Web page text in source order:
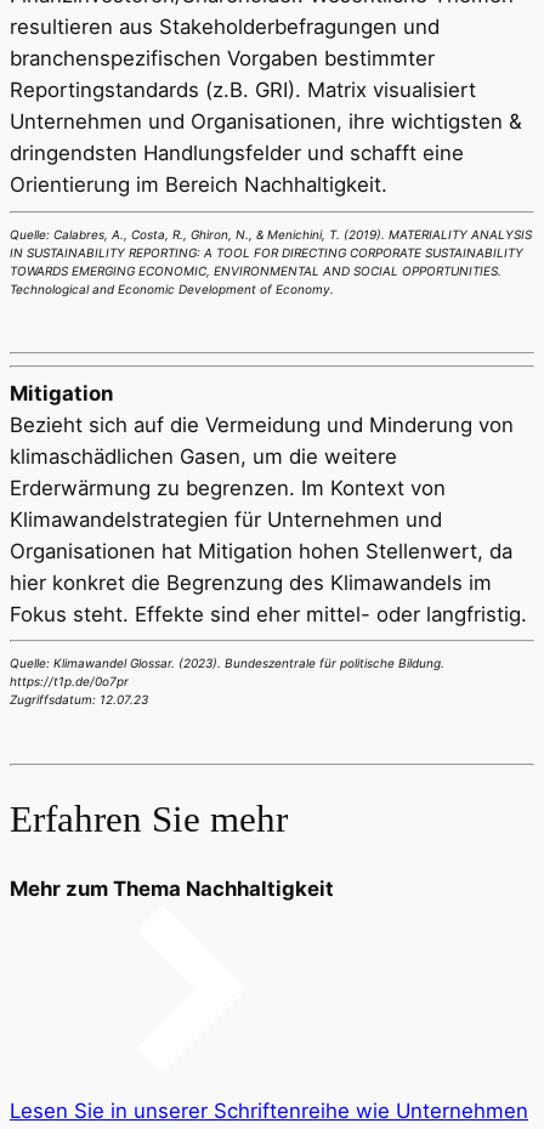
resultieren aus Stakeholderbefragungen und
branchenspezifischen Vorgaben bestimmter
Reportingstandards (z.B. GRI). Matrix visualisiert
Unternehmen und Organisationen, ihre wichtigsten &
dringendsten Handlungsfelder und schafft eine
Orientierung im Bereich Nachhaltigkeit.
Quelle: Calabres, A., Costa, R., Ghiron, N., & Menichini, T. (2019). MATERIALITY ANALYSIS
IN SUSTAINABILITY REPORTING: A TOOL FOR DIRECTING CORPORATE SUSTAINABILITY
TOWARDS EMERGING ECONOMIC, ENVIRONMENTAL AND SOCIAL OPPORTUNITIES.
Technological and Economic Development of Economy.
Mitigation
Bezieht sich auf die Vermeidung und Minderung von
klimaschädlichen Gasen, um die weitere
Erderwärmung zu begrenzen. Im Kontext von
Klimawandelstrategien für Unternehmen und
Organisationen hat Mitigation hohen Stellenwert, da
hier konkret die Begrenzung des Klimawandels im
Fokus steht. Effekte sind eher mittel- oder langfristig.
Quelle: Klimawandel Glossar. (2023). Bundeszentrale für politische Bildung.
https://t1p.de/0o7pr
Zugriffsdatum: 12.07.23
Erfahren Sie mehr
Mehr zum Thema Nachhaltigkeit
Lesen Sie in unserer Schriftenreihe wie Unternehmen